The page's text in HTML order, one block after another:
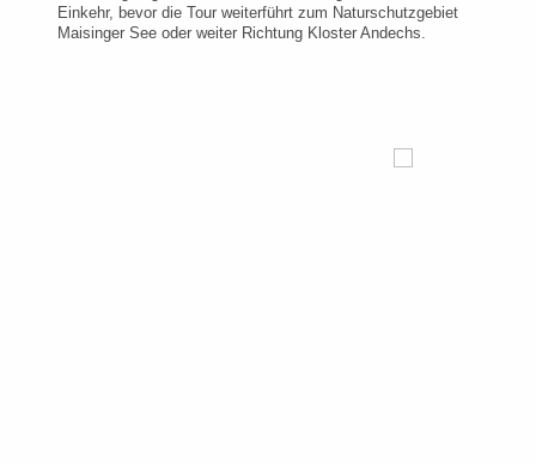
Einkehr, bevor die Tour weiterführt zum Naturschutzgebiet
Maisinger See oder weiter Richtung Kloster Andechs.